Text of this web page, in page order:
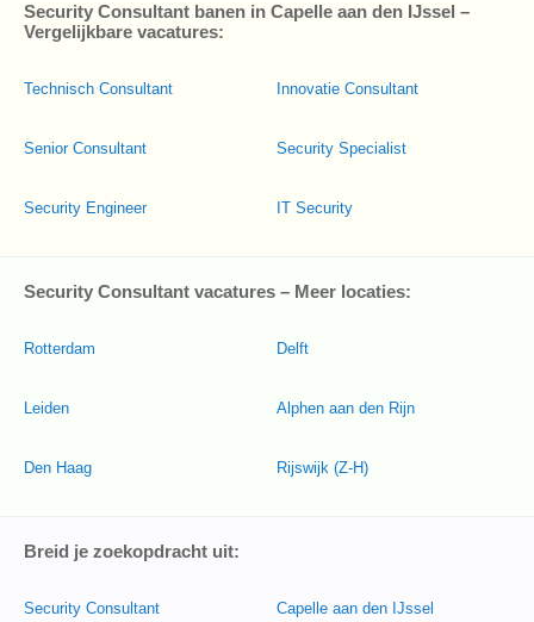
Security Consultant banen in Capelle aan den IJssel –
Vergelijkbare vacatures:
Technisch Consultant
Senior Consultant
Security Engineer
Innovatie Consultant
Security Specialist
IT Security
Security Consultant vacatures – Meer locaties:
Rotterdam
Leiden
Den Haag
Delft
Alphen aan den Rijn
Rijswijk (Z-H)
Breid je zoekopdracht uit:
Security Consultant Capelle aan den IJssel